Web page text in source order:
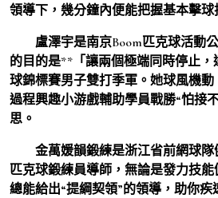
領導下，幾分鐘內便能把握基本擊球
盧澤宇是南京Boom匹克球活動
的目的是**「讓兩個極端同時停止
球錦標賽男子雙打季軍。她球風機
過程興趣小游戲輔助學員戰勝“怕接
思。
金萬媛韻鍛練是浙江省前網球隊
匹克球鍛練員導師，無論是發力技能
總能給出“提綱契領”的領導，助你疾